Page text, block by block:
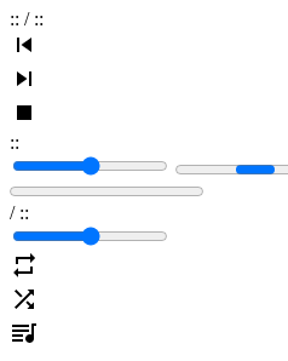
:: / ::
::
/ ::